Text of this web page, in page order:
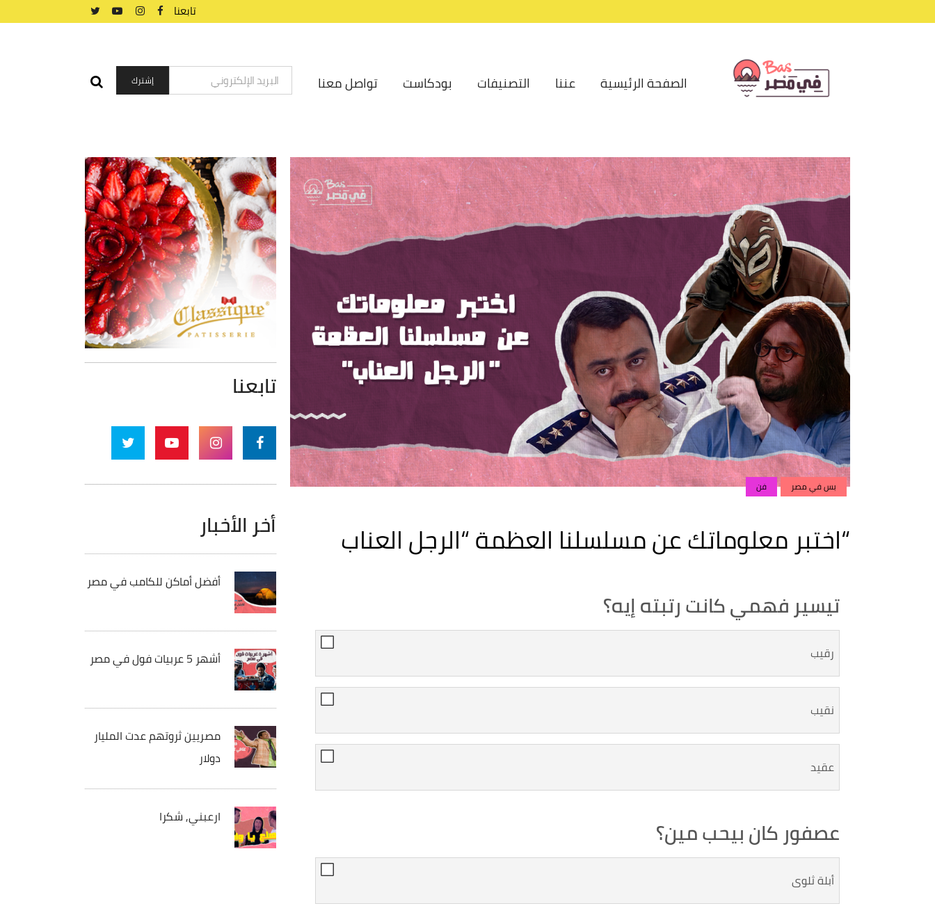
تابعنا
الصفحة الرئيسية عننا التصنيفات بودكاست تواصل معنا
بس في مصر فن
“اختبر معلوماتك عن مسلسلنا العظمة “الرجل العناب
تيسير فهمي كانت رتبته إيه؟
رقيب
نقيب
عقيد
عصفور كان بيحب مين؟
أبلة ثلوى
تابعنا
أخر الأخبار
أفضل أماكن للكامب في مصر
أشهر 5 عربيات فول في مصر
مصريين ثروتهم عدت المليار
دولار
ارعبني, شكرا